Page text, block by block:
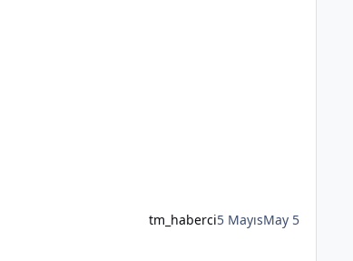
tm_haberci5 MayısMay 5